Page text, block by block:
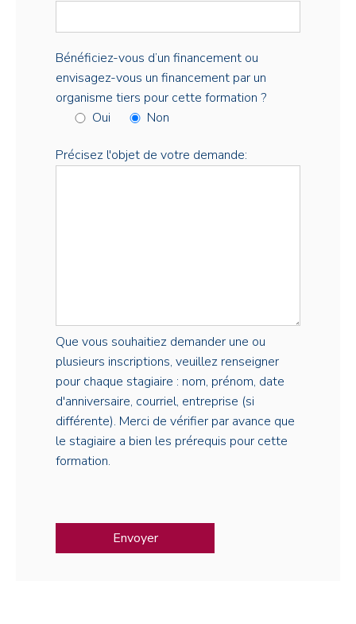
Bénéficiez-vous d’un financement ou
envisagez-vous un financement par un
organisme tiers pour cette formation ?
Oui
Non
Précisez l'objet de votre demande:
Que vous souhaitiez demander une ou
plusieurs inscriptions, veuillez renseigner
pour chaque stagiaire : nom, prénom, date
d'anniversaire, courriel, entreprise (si
différente). Merci de vérifier par avance que
le stagiaire a bien les prérequis pour cette
formation.